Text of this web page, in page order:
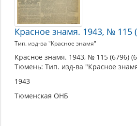
Красное знамя. 1943, № 115
Тип. изд-ва "Красное знамя"
Красное знамя. 1943, № 115 (6796)
Тюмень: Тип. изд-ва "Красное
1943
Тюменская ОНБ